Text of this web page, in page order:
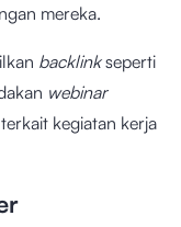
mereka.
backlinkseperti
webinar
kegiatan kerja